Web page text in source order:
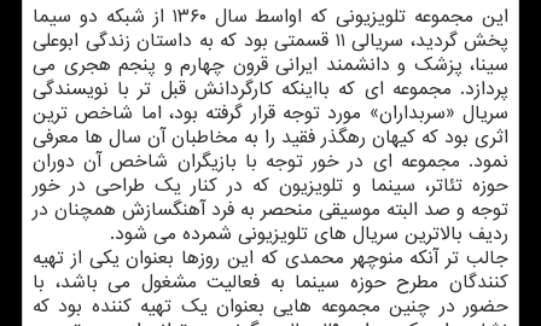
این مجموعه تلویزیونی که اواسط سال ۱۳۶۰ از شبکه دو سیما
پخش گردید، سریالی ۱۱ قسمتی بود که به داستان زندگی ابوعلی
سینا، پزشک و دانشمند ایرانی قرون چهارم و پنجم هجری می
پردازد. مجموعه ای که بااینکه کارگردانش قبل تر با نویسندگی
سریال «سربداران» مورد توجه قرار گرفته بود، اما شاخص ترین
اثری بود که کیهان رهگذر فقید را به مخاطبان آن سال ها معرفی
نمود. مجموعه ای در خور توجه با بازیگران شاخص آن دوران
حوزه تئاتر، سینما و تلویزیون که در کنار یک طراحی در خور
توجه و صد البته موسیقی منحصر به فرد آهنگسازش همچنان در
ردیف بالاترین سریال های تلویزیونی شمرده می شود.
جالب تر آنکه منوچهر محمدی که این روزها بعنوان یکی از تهیه
کنندگان مطرح حوزه سینما به فعالیت مشغول می باشد، با
حضور در چنین مجموعه هایی بعنوان یک تهیه کننده بود که